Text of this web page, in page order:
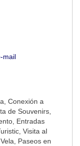
mail
Conexión a
de Souvenirs,
Entradas
Visita al
Paseos en